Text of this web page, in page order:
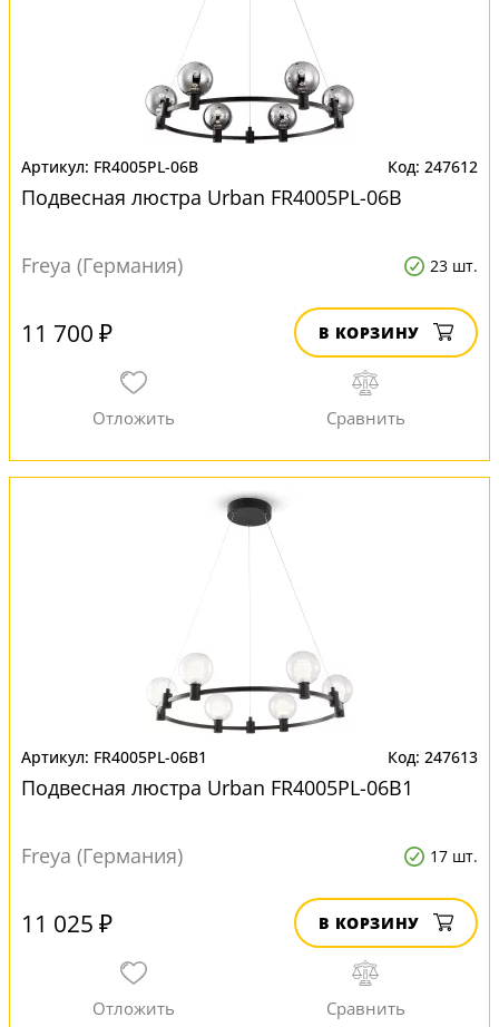
FR4005PL-06B 247612
Подвесная люстра Urban FR4005PL-06B
Freya (Германия) 23 шт.
11 700 ₽ В КОРЗИНУ
FR4005PL-06B1 247613
Подвесная люстра Urban FR4005PL-06B1
Freya (Германия) 17 шт.
11 025 ₽ В КОРЗИНУ